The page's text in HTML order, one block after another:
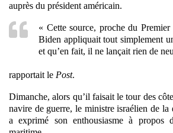
auprès du président américain.
« Cette source, proche du
Biden appliquait tout simplement
et qu’en fait, il ne lançait rien de
rapportait le Post.
Dimanche, alors qu’il faisait le tour des
navire de guerre, le ministre israélien de la
a exprimé son enthousiasme à propos